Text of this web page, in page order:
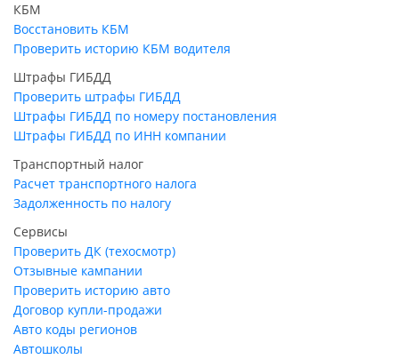
КБМ
Восстановить КБМ
Проверить историю КБМ водителя
Штрафы ГИБДД
Проверить штрафы ГИБДД
Штрафы ГИБДД по номеру постановления
Штрафы ГИБДД по ИНН компании
Транспортный налог
Расчет транспортного налога
Задолженность по налогу
Сервисы
Проверить ДК (техосмотр)
Отзывные кампании
Проверить историю авто
Договор купли-продажи
Авто коды регионов
Автошколы